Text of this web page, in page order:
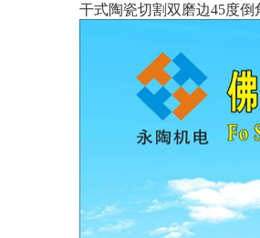
干式陶瓷切割双磨边45度倒